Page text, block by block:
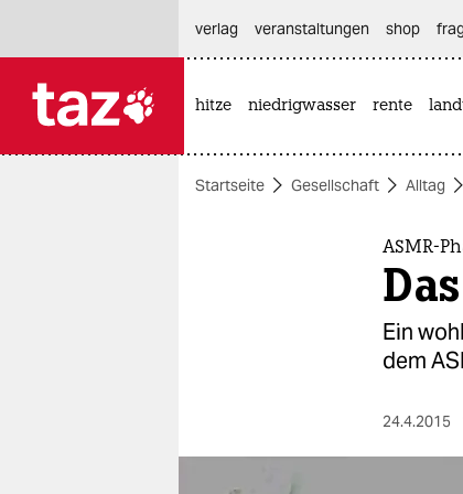
themen
verlag
veranstaltungen shop
hitze niedrigwasser rente
Startseite Gesellschaft Alltag
ASMR-
Ein
dem
24.4.2015